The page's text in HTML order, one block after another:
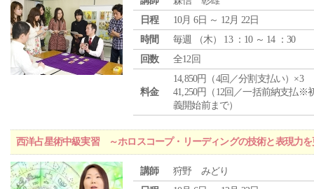
日程
10月 6日 ～ 12月 22日
時間
毎週 （木） 13 ：10 ～ 14 ：30
回数
全12回
料金
14,850円（4回／分割支払い）×3
41,250円（12回／一括前納支払※
義開始前まで）
西洋占星術中級実習 ～ホロスコープ・リーディングの技術と表現力
講師
狩野 みどり